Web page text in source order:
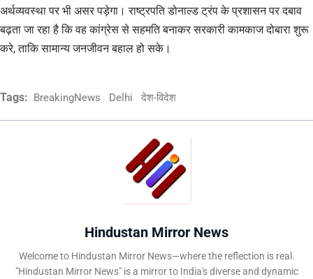
अर्थव्यवस्था पर भी असर पड़ेगा। राष्ट्रपति डोनाल्ड ट्रंप के प्रशासन पर दबाव
बढ़ता जा रहा है कि वह कांग्रेस से सहमति बनाकर सरकारी कामकाज दोबारा शुरू
करे, ताकि सामान्य जनजीवन बहाल हो सके।
Tags: BreakingNews Delhi देश-विदेश
Hindustan Mirror News
Welcome to Hindustan Mirror News—where the reflection is real.
"Hindustan Mirror News" is a mirror to India's diverse and dynamic